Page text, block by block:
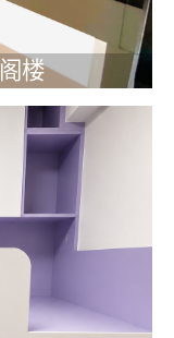
楼